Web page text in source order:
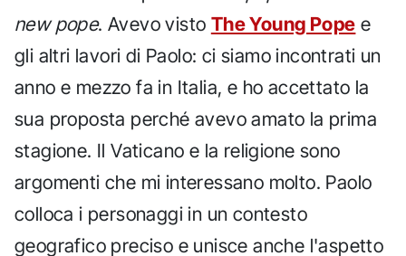
new pope. Avevo visto The Young Pope e
gli altri lavori di Paolo: ci siamo incontrati un
anno e mezzo fa in Italia, e ho accettato la
sua proposta perché avevo amato la prima
stagione. Il Vaticano e la religione sono
argomenti che mi interessano molto. Paolo
colloca i personaggi in un contesto
geografico preciso e unisce anche l'aspetto